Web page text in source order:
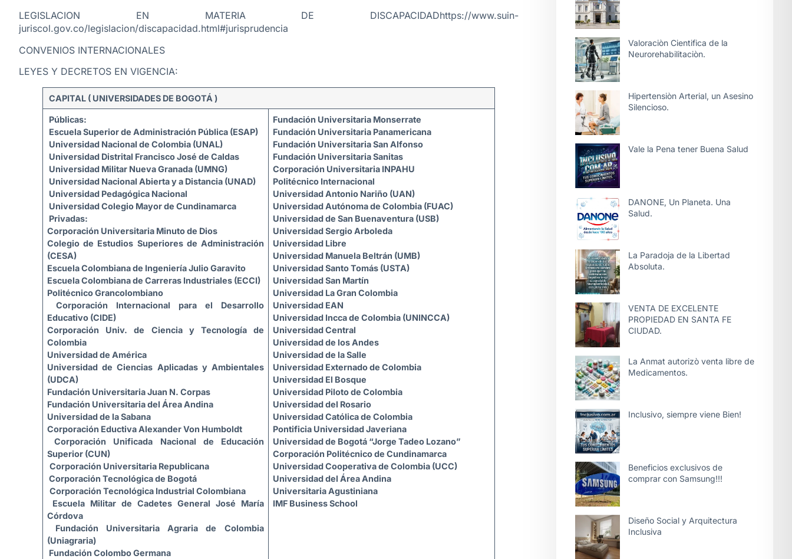
LEGISLACION EN MATERIA DE DISCAPACIDADhttps://www.suin-
juriscol.gov.co/legislacion/discapacidad.html#jurisprudencia
CONVENIOS INTERNACIONALES
LEYES Y DECRETOS EN VIGENCIA:
CAPITAL ( UNIVERSIDADES DE BOGOTÁ )
Públicas:
Escuela Superior de Administración Pública (ESAP)
Universidad Nacional de Colombia (UNAL)
Universidad Distrital Francisco José de Caldas
Universidad Militar Nueva Granada (UMNG)
Universidad Nacional Abierta y a Distancia (UNAD)
Universidad Pedagógica Nacional
Universidad Colegio Mayor de Cundinamarca
Privadas:
Corporación Universitaria Minuto de Dios
Colegio de Estudios Superiores de Administración
(CESA)
Escuela Colombiana de Ingeniería Julio Garavito
Escuela Colombiana de Carreras Industriales (ECCI)
Politécnico Grancolombiano
Corporación Internacional para el Desarrollo
Educativo (CIDE)
Corporación Univ. de Ciencia y Tecnología de
Colombia
Universidad de América
Universidad de Ciencias Aplicadas y Ambientales
(UDCA)
Fundación Universitaria Juan N. Corpas
Fundación Universitaria del Área Andina
Universidad de la Sabana
Corporación Eductiva Alexander Von Humboldt
Corporación Unificada Nacional de Educación
Superior (CUN)
Corporación Universitaria Republicana
Corporación Tecnológica de Bogotá
Corporación Tecnológica Industrial Colombiana
Escuela Militar de Cadetes General José María
Córdova
Fundación Universitaria Agraria de Colombia
(Uniagraria)
Fundación Colombo Germana
Fundación Universitaria Monserrate
Fundación Universitaria Panamericana
Fundación Universitaria San Alfonso
Fundación Universitaria Sanitas
Corporación Universitaria INPAHU
Politécnico Internacional
Universidad Antonio Nariño (UAN)
Universidad Autónoma de Colombia (FUAC)
Universidad de San Buenaventura (USB)
Universidad Sergio Arboleda
Universidad Libre
Universidad Manuela Beltrán (UMB)
Universidad Santo Tomás (USTA)
Universidad San Martín
Universidad La Gran Colombia
Universidad EAN
Universidad Incca de Colombia (UNINCCA)
Universidad Central
Universidad de los Andes
Universidad de la Salle
Universidad Externado de Colombia
Universidad El Bosque
Universidad Piloto de Colombia
Universidad del Rosario
Universidad Católica de Colombia
Pontificia Universidad Javeriana
Universidad de Bogotá “Jorge Tadeo Lozano”
Corporación Politécnico de Cundinamarca
Universidad Cooperativa de Colombia (UCC)
Universidad del Área Andina
Universitaria Agustiniana
IMF Business School
Valoraciòn Cientifica de la
Neurorehabilitaciòn.
Hipertensiòn Arterial, un Asesino
Silencioso.
Vale la Pena tener Buena Salud
DANONE, Un Planeta. Una
Salud.
La Paradoja de la Libertad
Absoluta.
VENTA DE EXCELENTE
PROPIEDAD EN SANTA FE
CIUDAD.
La Anmat autorizò venta libre de
Medicamentos.
Inclusivo, siempre viene Bien!
Beneficios exclusivos de
comprar con Samsung!!!
Diseño Social y Arquitectura
Inclusiva